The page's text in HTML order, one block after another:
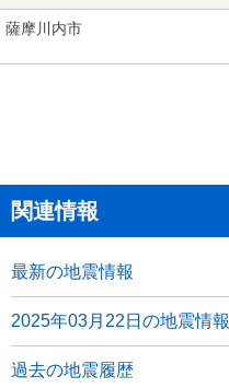
薩摩川内市
関連情報
最新の地震情報
2025年03月22日の地震情報
過去の地震履歴